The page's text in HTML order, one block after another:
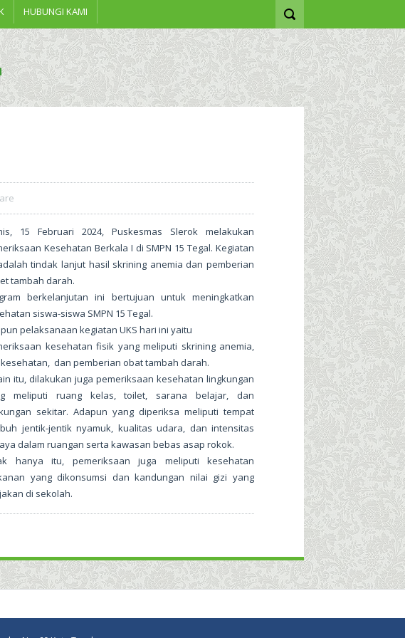
HUBUNGI KAMI
15 Februari 2024, Puskesmas Slerok melakukan
Kesehatan Berkala I di SMPN 15 Tegal. Kegiatan
tindak lanjut hasil skrining anemia dan pemberian
tambah darah.
berkelanjutan ini bertujuan untuk meningkatkan
siswa-siswa SMPN 15 Tegal.
pelaksanaan kegiatan UKS hari ini yaitu
kesehatan fisik yang meliputi skrining anemia,
dan pemberian obat tambah darah.
itu, dilakukan juga pemeriksaan kesehatan lingkungan
meliputi ruang kelas, toilet, sarana belajar, dan
sekitar. Adapun yang diperiksa meliputi tempat
jentik-jentik nyamuk, kualitas udara, dan intensitas
dalam ruangan serta kawasan bebas asap rokok.
hanya itu, pemeriksaan juga meliputi kesehatan
yang dikonsumsi dan kandungan nilai gizi yang
di sekolah.